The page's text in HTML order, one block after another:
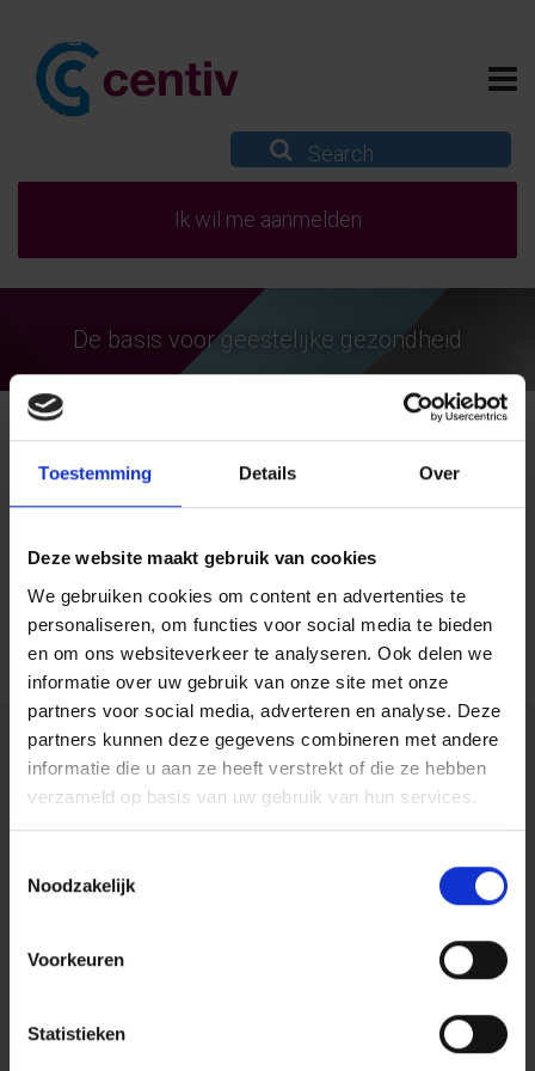
Toestemming Details Over
Deze website maakt gebruik van cookies
We gebruiken cookies om content en advertenties te
personaliseren, om functies voor social media te bieden
en om ons websiteverkeer te analyseren. Ook delen we
informatie over uw gebruik van onze site met onze
partners voor social media, adverteren en analyse. Deze
partners kunnen deze gegevens combineren met andere
informatie die u aan ze heeft verstrekt of die ze hebben
verzameld op basis van uw gebruik van hun services.
Noodzakelijk
Voorkeuren
Statistieken
Ik wil me aanmelden
De basis voor geestelijke gezondheid
Centiv
Lees meer
ZorgkaartNederland.
plaats een